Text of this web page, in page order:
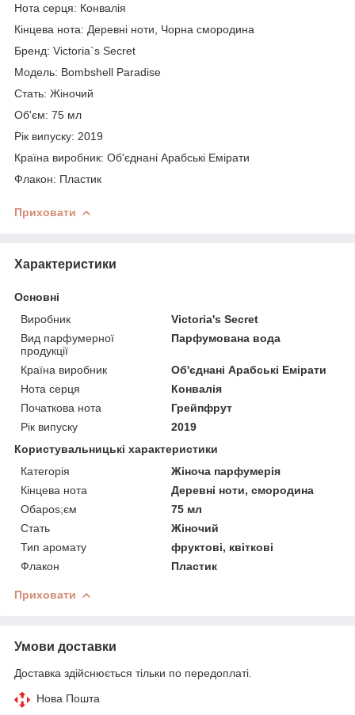
Нота серця: Конвалія
Кінцева нота: Деревні ноти, Чорна смородина
Бренд: Victoria`s Secret
Модель: Bombshell Paradise
Стать: Жіночий
Об'єм: 75 мл
Рік випуску: 2019
Країна виробник: Об'єднані Арабські Емірати
Флакон: Пластик
Приховати
Характеристики
Основні
Виробник
Victoria's Secret
Вид парфумерної
продукції
Парфумована вода
Країна виробник
Об'єднані Арабські Емірати
Нота серця
Конвалія
Початкова нота
Грейпфрут
Рік випуску
2019
Користувальницькі характеристики
Категорія
Жіноча парфумерія
Кінцева нота
Деревні ноти, смородина
Обapos;єм
75 мл
Стать
Жіночий
Тип аромату
фруктові, квіткові
Флакон
Пластик
Приховати
Умови доставки
Доставка здійснюється тільки по передоплаті.
Нова Пошта